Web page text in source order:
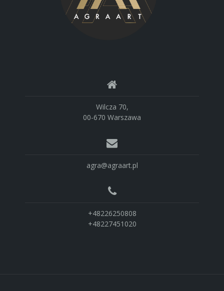
Wilcza 70,
00-670 Warszawa
agra@agraart.pl
+48226250808
+48227451020